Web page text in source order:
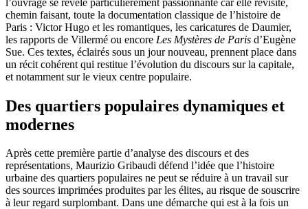
chemin faisant, toute la documentation classique de l’histoire de
Paris : Victor Hugo et les romantiques, les caricatures de Daumier,
les rapports de Villermé ou encore Les Mystères de Paris d’Eugène
Sue. Ces textes, éclairés sous un jour nouveau, prennent place dans
un récit cohérent qui restitue l’évolution du discours sur la capitale,
et notamment sur le vieux centre populaire.
Des quartiers populaires dynamiques et
modernes
Après cette première partie d’analyse des discours et des
représentations, Maurizio Gribaudi défend l’idée que l’histoire
urbaine des quartiers populaires ne peut se réduire à un travail sur
des sources imprimées produites par les élites, au risque de souscrire
à leur regard surplombant. Dans une démarche qui est à la fois un